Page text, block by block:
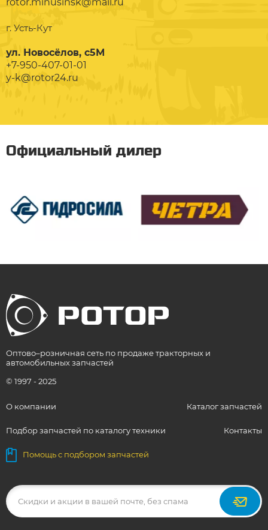
г. Усть-Кут
ул. Новосёлов, с5М
+7-950-407-01-01
y-k@rotor24.ru
Официальный дилер
Оптово–розничная сеть по продаже тракторных и
автомобильных запчастей
© 1997 - 2025
О компании Каталог запчастей
Подбор запчастей по каталогу техники Контакты
Помощь с подбором запчастей